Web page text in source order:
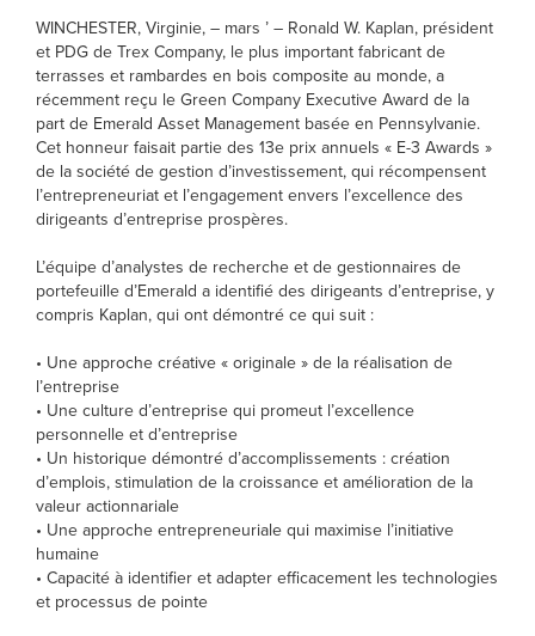
WINCHESTER, Virginie, – mars ’ – Ronald W. Kaplan, président
et PDG de Trex Company, le plus important fabricant de
terrasses et rambardes en bois composite au monde, a
récemment reçu le Green Company Executive Award de la
part de Emerald Asset Management basée en Pennsylvanie.
Cet honneur faisait partie des 13e prix annuels « E-3 Awards »
de la société de gestion d’investissement, qui récompensent
l’entrepreneuriat et l’engagement envers l’excellence des
dirigeants d’entreprise prospères.
L’équipe d’analystes de recherche et de gestionnaires de
portefeuille d’Emerald a identifié des dirigeants d’entreprise, y
compris Kaplan, qui ont démontré ce qui suit :
• Une approche créative « originale » de la réalisation de
l’entreprise
• Une culture d’entreprise qui promeut l’excellence
personnelle et d’entreprise
• Un historique démontré d’accomplissements : création
d’emplois, stimulation de la croissance et amélioration de la
valeur actionnariale
• Une approche entrepreneuriale qui maximise l’initiative
humaine
• Capacité à identifier et adapter efficacement les technologies
et processus de pointe